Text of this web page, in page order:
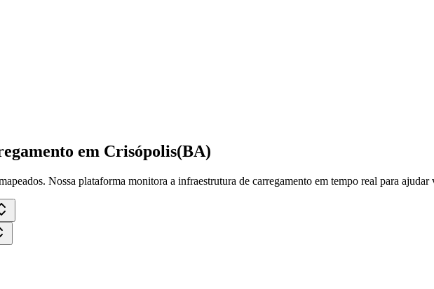
em Crisópolis(BA)
Nossa plataforma monitora a infraestrutura de carregamento em tempo real para